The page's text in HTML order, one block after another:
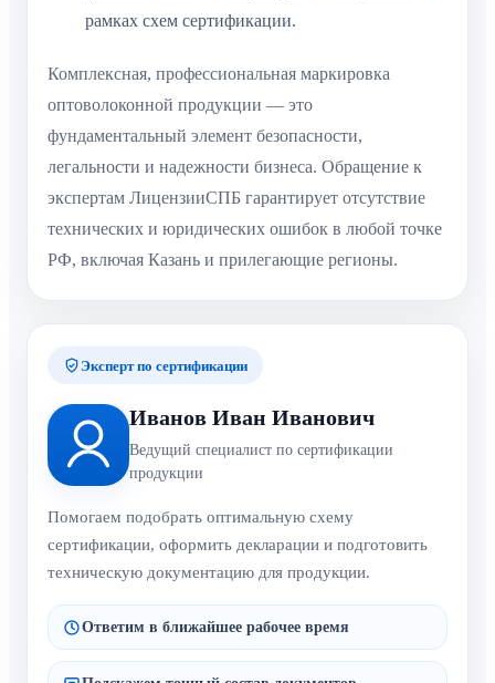
рамках схем сертификации.
Комплексная, профессиональная маркировка
оптоволоконной продукции — это
фундаментальный элемент безопасности,
легальности и надежности бизнеса. Обращение к
экспертам ЛицензииСПБ гарантирует отсутствие
технических и юридических ошибок в любой точке
РФ, включая Казань и прилегающие регионы.
Эксперт по сертификации
Иванов Иван Иванович
Ведущий специалист по сертификации
продукции
Помогаем подобрать оптимальную схему
сертификации, оформить декларации и подготовить
техническую документацию для продукции.
Ответим в ближайшее рабочее время